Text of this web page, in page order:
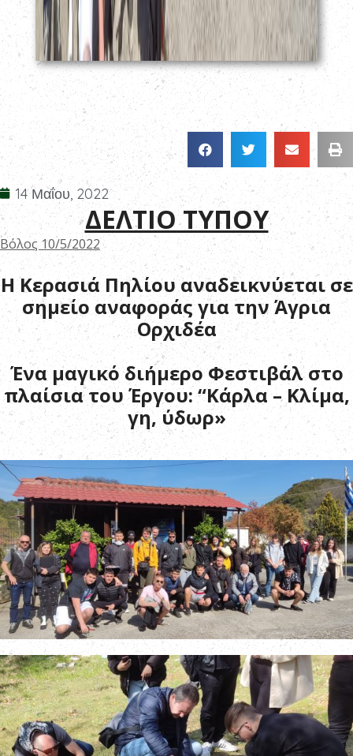
14 Μαΐου, 2022
ΔΕΛΤΙΟ ΤΥΠΟΥ
Βόλος 10/5/2022
Η Κερασιά Πηλίου αναδεικνύεται σε
σημείο αναφοράς για την Άγρια
Ορχιδέα
Ένα μαγικό διήμερο Φεστιβάλ στο
πλαίσια του Έργου: “Κάρλα – Κλίμα,
γη, ύδωρ»